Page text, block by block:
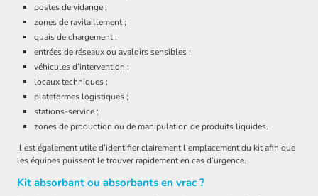
postes de vidange ;
zones de ravitaillement ;
quais de chargement ;
entrées de réseaux ou avaloirs sensibles ;
véhicules d’intervention ;
locaux techniques ;
plateformes logistiques ;
stations-service ;
zones de production ou de manipulation de produits liquides.
Il est également utile d’identifier clairement l’emplacement du kit afin que
les équipes puissent le trouver rapidement en cas d’urgence.
Kit absorbant ou absorbants en vrac ?